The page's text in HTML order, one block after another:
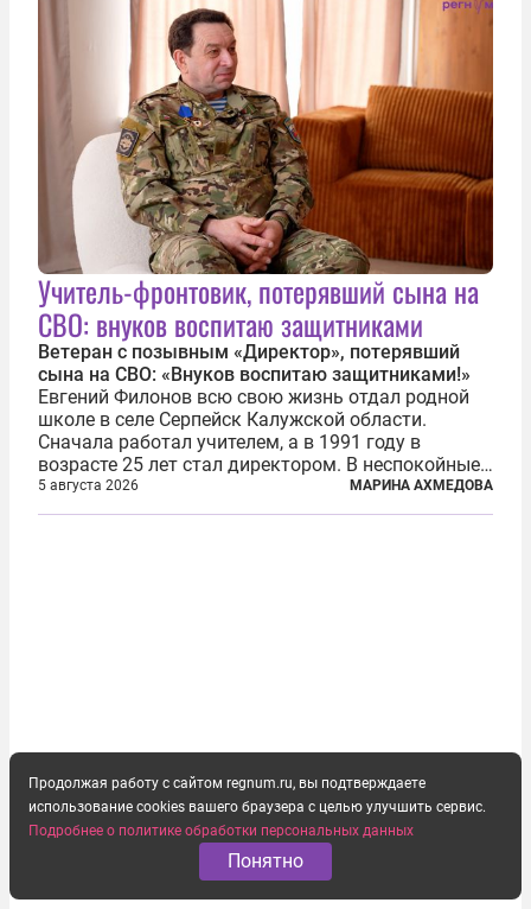
Учитель-фронтовик, потерявший сына на
СВО: внуков воспитаю защитниками
Ветеран с позывным «Директор», потерявший
сына на СВО: «Внуков воспитаю защитниками!»
Евгений Филонов всю свою жизнь отдал родной
школе в селе Серпейск Калужской области.
Сначала работал учителем, а в 1991 году в
возрасте 25 лет стал директором. В неспокойные
90-е он сумел спасти школу от закрытия и со
временем сделал ее лучшей в районе. В 2023 году
5 августа 2026 МАРИНА АХМЕДОВА
Продолжая работу с сайтом regnum.ru, вы подтверждаете
использование cookies вашего браузера с целью улучшить сервис.
Подробнее о политике обработки персональных данных
Понятно